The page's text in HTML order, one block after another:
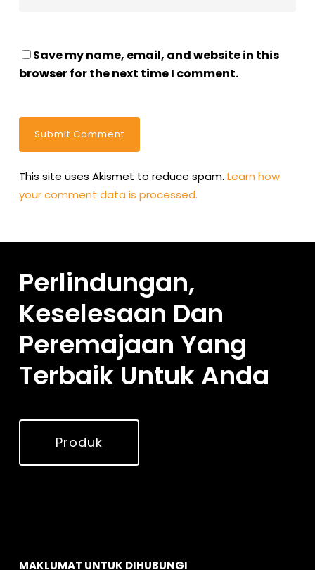
Save my name, email, and website in this
browser for the next time I comment.
This site uses Akismet to reduce spam. Learn how
your comment data is processed.
Perlindungan,
Keselesaan Dan
Peremajaan Yang
Terbaik Untuk Anda
Produk
MAKLUMAT UNTUK DIHUBUNGI